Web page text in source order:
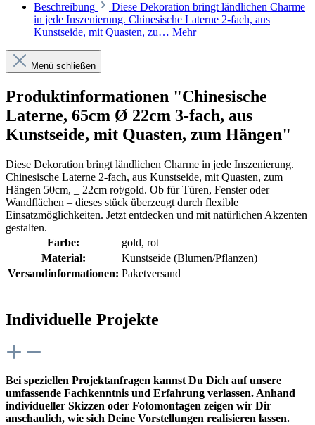
Beschreibung
Diese Dekoration bringt ländlichen Charme
in jede Inszenierung. Chinesische Laterne 2-fach, aus
Kunstseide, mit Quasten, zu… Mehr
Menü schließen
Produktinformationen "Chinesische
Laterne, 65cm Ø 22cm 3-fach, aus
Kunstseide, mit Quasten, zum Hängen"
Diese Dekoration bringt ländlichen Charme in jede Inszenierung.
Chinesische Laterne 2-fach, aus Kunstseide, mit Quasten, zum
Hängen 50cm, _ 22cm rot/gold. Ob für Türen, Fenster oder
Wandflächen – dieses stück überzeugt durch flexible
Einsatzmöglichkeiten. Jetzt entdecken und mit natürlichen Akzenten
gestalten.
Farbe:
gold, rot
Material:
Kunstseide (Blumen/Pflanzen)
Versandinformationen: Paketversand
Individuelle Projekte
Bei speziellen Projektanfragen kannst Du Dich auf unsere
umfassende Fachkenntnis und Erfahrung verlassen. Anhand
individueller Skizzen oder Fotomontagen zeigen wir Dir
anschaulich, wie sich Deine Vorstellungen realisieren lassen.